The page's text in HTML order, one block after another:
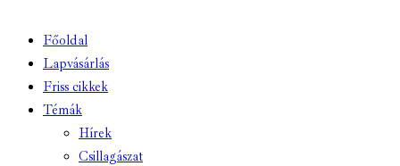
Főoldal
Lapvásárlás
Friss cikkek
Témák
Hírek
Csillagászat